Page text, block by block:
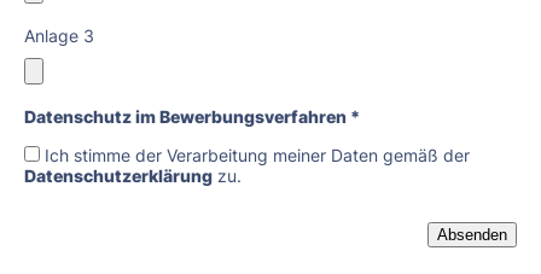
Anlage 3
Datenschutz im Bewerbungsverfahren *
Ich stimme der Verarbeitung meiner Daten gemäß der
Datenschutzerklärung zu.